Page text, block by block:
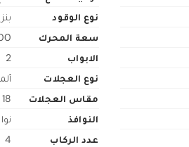
نوع الوقود
سعة المحرك
الابواب
2
نوع العجلات
مقاس العجلات
18
النوافذ
عدد الركاب
4